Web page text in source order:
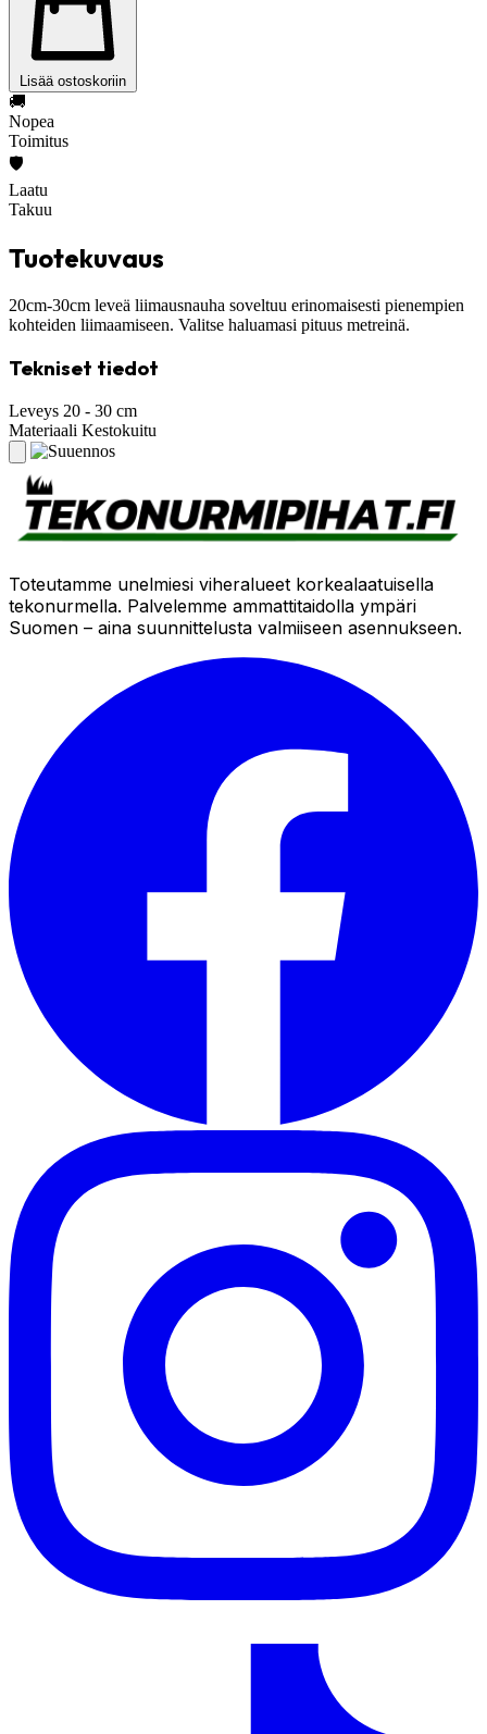
Lisää ostoskoriin
🚚
Nopea
Toimitus
🛡️
Laatu
Takuu
Tuotekuvaus
20cm-30cm leveä liimausnauha soveltuu erinomaisesti pienempien
kohteiden liimaamiseen. Valitse haluamasi pituus metreinä.
Tekniset tiedot
Leveys 20 - 30 cm
Materiaali Kestokuitu
Toteutamme unelmiesi viheralueet korkealaatuisella
tekonurmella. Palvelemme ammattitaidolla ympäri
Suomen – aina suunnittelusta valmiiseen asennukseen.